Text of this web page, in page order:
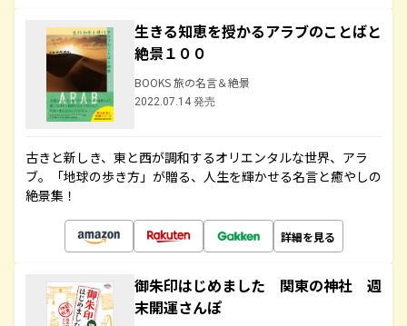
生きる知恵を授かるアラブのことばと
絶景１００
BOOKS 旅の名言＆絶景
2022.07.14 発売
古きと新しき、東と西が調和するオリエンタルな世界、アラ
ブ。「地球の歩き方」が贈る、人生を輝かせる名言と癒やしの
絶景集！
詳細を見る
御朱印はじめました 関東の神社 週
末開運さんぽ